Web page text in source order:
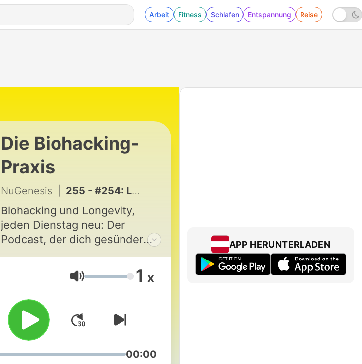
Arbeit Fitness Schlafen Entspannung Reise
Die Biohacking-
Praxis
NuGenesis 255 - #254: Longevity: die Spezial-Supplements
Biohacking und Longevity,
jeden Dienstag neu: Der
Podcast, der dich gesünder
besser länger leben lässt.
Verbessere deine Fitness,
deine Performance, deine
Lebensqualität. Mit den
einfachsten Tricks und den
spannendsten Hacks. Zu
Ernährung, Supplements,
Training, Lifestyle. Deine
Lautstärke 1 x
00:00
APP HERUNTERLADEN